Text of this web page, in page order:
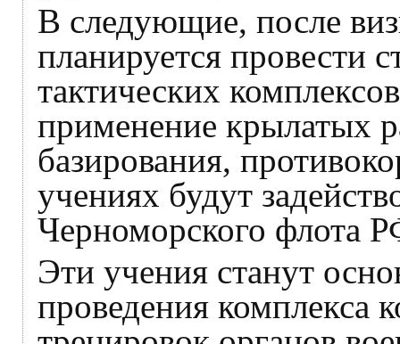
В следующие, после
планируется провести
тактических
применение крылатых
базирования,
учениях будут
Черноморского флота
Эти учения станут
проведения комплекса